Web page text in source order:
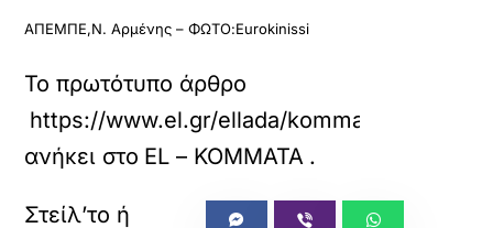
ΑΠΕΜΠΕ,Ν. Αρμένης – ΦΩΤΟ:Eurokinissi
Το πρωτότυπο άρθρο
https://www.el.gr/ellada/kommata/
ανήκει στο EL – ΚΟΜΜΑΤΑ .